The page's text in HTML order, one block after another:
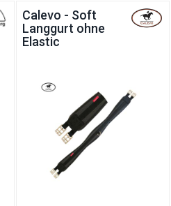
Calevo - Soft
Langgurt ohne
Elastic